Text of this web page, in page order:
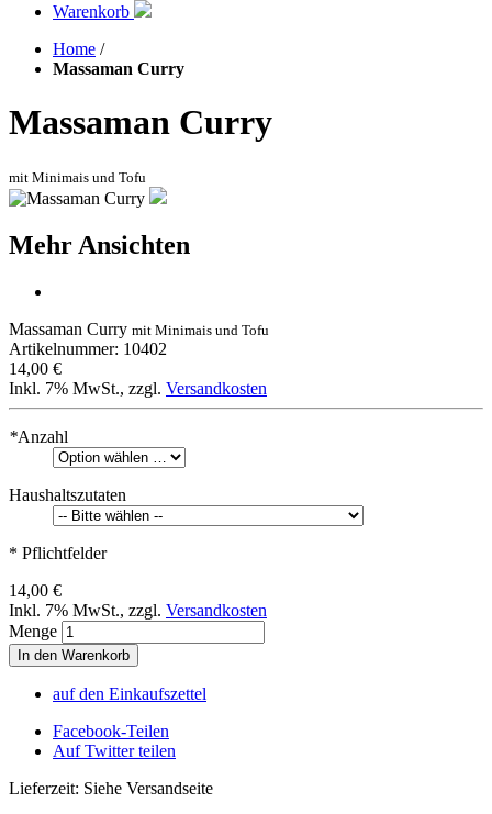
Warenkorb
Home /
Massaman Curry
Massaman Curry
mit Minimais und Tofu
Mehr Ansichten
Massaman Curry mit Minimais und Tofu
Artikelnummer: 10402
14,00 €
Inkl. 7% MwSt., zzgl. Versandkosten
*Anzahl
Haushaltszutaten
* Pflichtfelder
14,00 €
Inkl. 7% MwSt., zzgl. Versandkosten
Menge
In den Warenkorb
auf den Einkaufszettel
Facebook-Teilen
Auf Twitter teilen
Lieferzeit: Siehe Versandseite